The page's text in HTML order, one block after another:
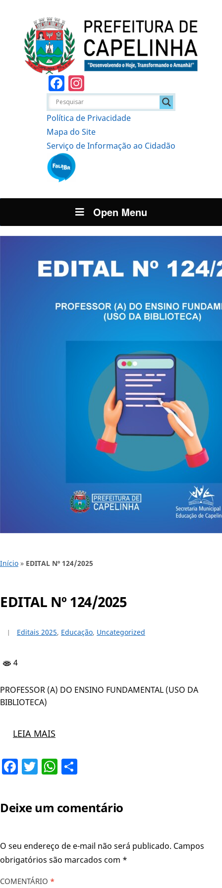
Facebook
Política de Privacidade
Mapa do Site
Serviço de Informação ao Cidadão
Open Menu
Início » EDITAL Nº 124/2025
EDITAL Nº 124/2025
Editais 2025, Educação, Uncategorized
4
PROFESSOR (A) DO ENSINO FUNDAMENTAL (USO DA
BIBLIOTECA)
LEIA MAIS
Facebook
TwitterWhatsApp
Deixe um comentário
O seu endereço de e-mail não será publicado. Campos
obrigatórios são marcados com *
COMENTÁRIO *